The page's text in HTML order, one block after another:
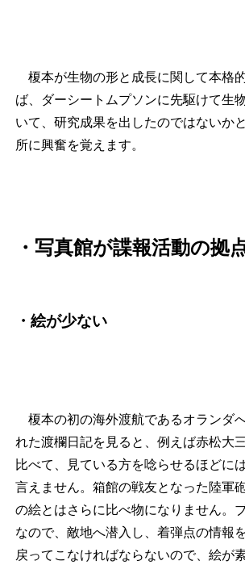
榎本が生物の形と成長に関して本格
ば、ダーシートムプソンに先駆けて生
いて、研究成果を出したのではないか
所に興奮を覚えます。
・ 写真館が諜報活動の拠
・絵が少ない
榎本の初の海外渡航であるオランダ
れた渡欄日記を見ると、例えば赤松大
比べて、見ている方を唸らせるほどに
言えません。箱館の戦友となった陸軍
の絵とはさらに比べ物になりません。
なので、敵地へ潜入し、着弾点の情報
戻ってこなければならないので、絵が